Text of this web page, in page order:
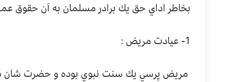
بخاطر اداي حق يك برادر مسلمان به آن حقوق
1- عيادت مريض :
مريض پرسي يك سنت نبوي بوده و حضرت شان